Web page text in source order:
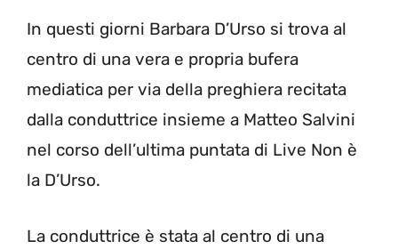
In questi giorni Barbara D’Urso si trova al
centro di una vera e propria bufera
mediatica per via della preghiera recitata
dalla conduttrice insieme a Matteo Salvini
nel corso dell’ultima puntata di Live Non è
la D’Urso.
La conduttrice è stata al centro di una